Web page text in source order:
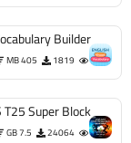
Builder
1819
405 MB
T25 Super Block
24064
7.5 GB